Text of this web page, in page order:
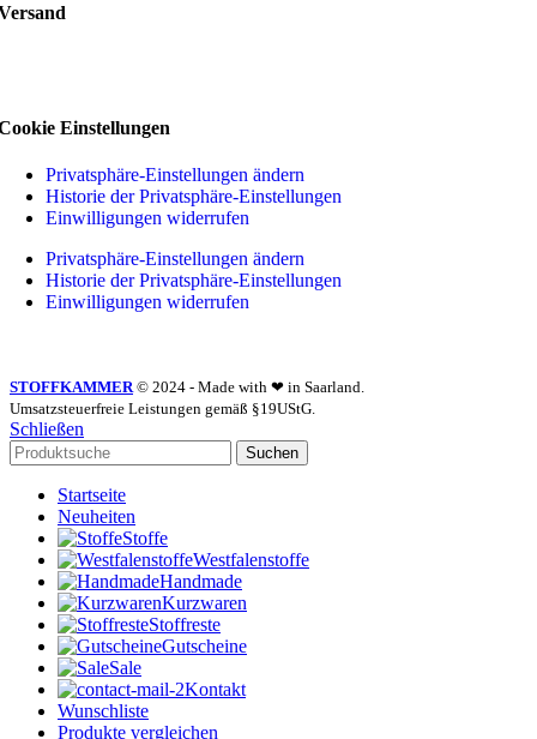
Einstellungen
Privatsphäre-Einstellungen ändern
Historie der Privatsphäre-Einstellungen
Einwilligungen widerrufen
Privatsphäre-Einstellungen ändern
Historie der Privatsphäre-Einstellungen
Einwilligungen widerrufen
STOFFKAMMER© 2024 - Made with ❤ in Saarland.
Umsatzsteuerfreie Leistungen gemäß §19UStG.
Schließen
Suchen
Startseite
Neuheiten
Stoffe
Westfalenstoffe
Handmade
Kurzwaren
Stoffreste
Gutscheine
Sale
Kontakt
Wunschliste
Produkte vergleichen